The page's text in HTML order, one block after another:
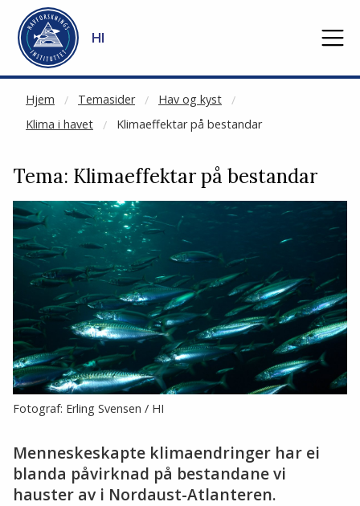
Gå til hovedinnhold
HI
Hjem Temasider
Hav og kyst
Klima i havet
Klimaeffektar på bestandar
NOT CACHED
Tema: Klimaeffektar på bestandar
Fotograf: Erling Svensen / HI
Menneskeskapte klimaendringer har ei
blanda påvirknad på bestandane vi
hauster av i Nordaust-Atlanteren.